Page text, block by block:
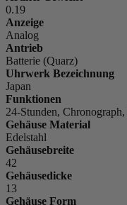
0.19
Anzeige
Analog
Antrieb
Batterie (Quarz)
Uhrwerk Bezeichnung
Japan
Funktionen
24-Stunden,
Gehäuse Material
Edelstahl
Gehäusebreite
42
Gehäusedicke
13
Gehäuse Form